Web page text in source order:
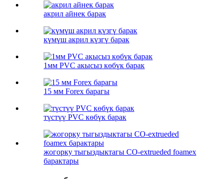
акрил айнек барак
күмүш акрил күзгү барак
1мм PVC акысыз көбүк барак
15 мм Forex барагы
түстүү PVC көбүк барак
жогорку тыгыздыктагы CO-extrueded foamex
барактары